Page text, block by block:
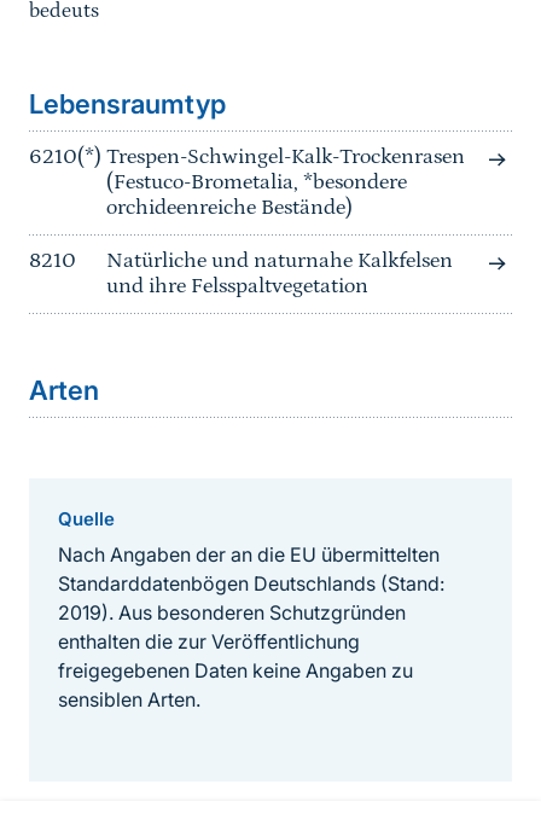
bedeuts
Lebensraumtyp
6210(*) Trespen-Schwingel-Kalk-Trockenrasen
(Festuco-Brometalia, *besondere
orchideenreiche Bestände)
8210
Natürliche und naturnahe Kalkfelsen
und ihre Felsspaltvegetation
Arten
Quelle
Nach Angaben der an die EU übermittelten
Standarddatenbögen Deutschlands (Stand:
2019). Aus besonderen Schutzgründen
enthalten die zur Veröffentlichung
freigegebenen Daten keine Angaben zu
sensiblen Arten.